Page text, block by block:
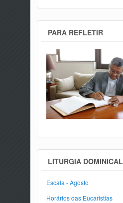
PARA REFLETIR
LITURGIA DOMINICAL
Escala - Agosto
Horários das Eucaristias